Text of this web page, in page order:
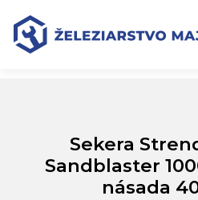
Preskočiť na obsah
Preskočiť na hlavné menu
Úvodná stránka
Sekera Strend Pro A613
násada 400 mm
Sekera
Sandblaster
násada